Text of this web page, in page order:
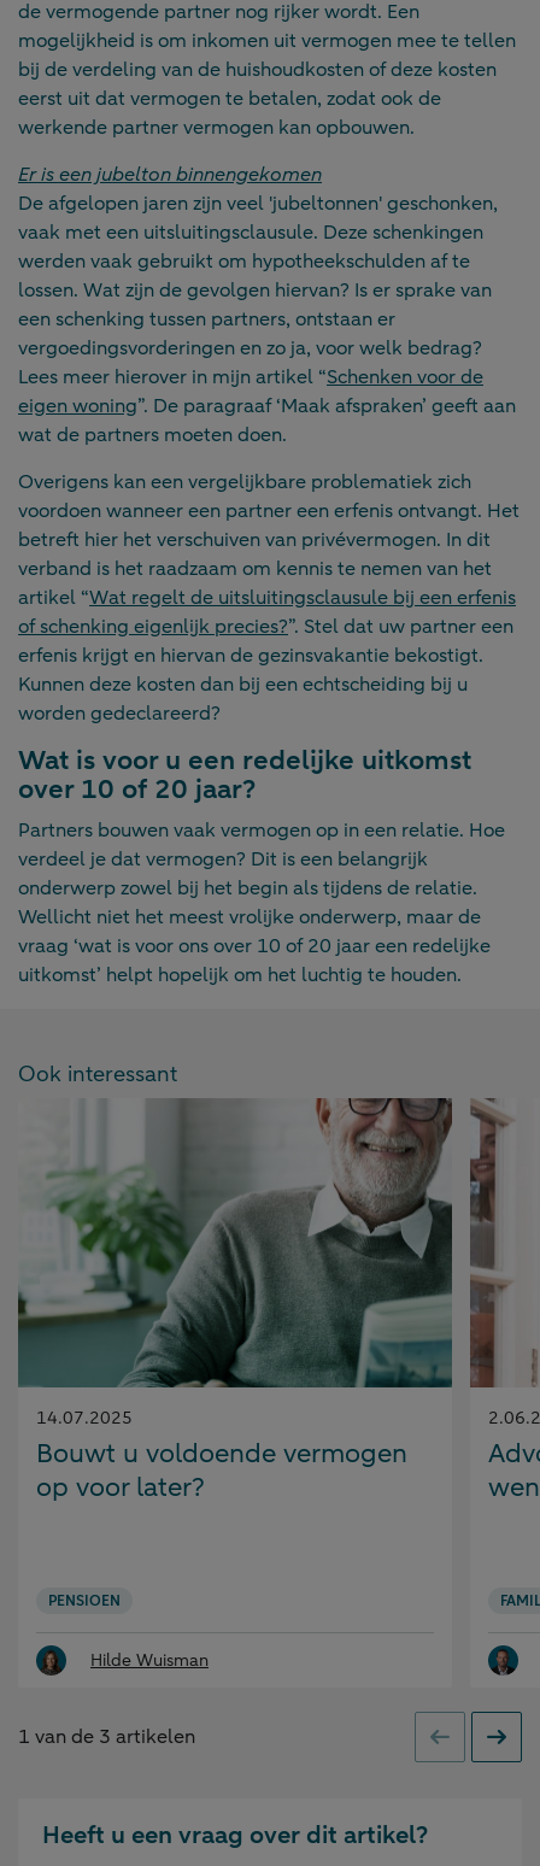
de vermogende partner nog rijker wordt. Een
mogelijkheid is om inkomen uit vermogen mee te tellen
bij de verdeling van de huishoudkosten of deze kosten
eerst uit dat vermogen te betalen, zodat ook de
werkende partner vermogen kan opbouwen.
Er is een jubelton binnengekomen
De afgelopen jaren zijn veel 'jubeltonnen' geschonken,
vaak met een uitsluitingsclausule. Deze schenkingen
werden vaak gebruikt om hypotheekschulden af te
lossen. Wat zijn de gevolgen hiervan? Is er sprake van
een schenking tussen partners, ontstaan er
vergoedingsvorderingen en zo ja, voor welk bedrag?
Lees meer hierover in mijn artikel “Schenken voor de
eigen woning”. De paragraaf ‘Maak afspraken’ geeft aan
wat de partners moeten doen.
Overigens kan een vergelijkbare problematiek zich
voordoen wanneer een partner een erfenis ontvangt. Het
betreft hier het verschuiven van privévermogen. In dit
verband is het raadzaam om kennis te nemen van het
artikel “Wat regelt de uitsluitingsclausule bij een erfenis
of schenking eigenlijk precies?”. Stel dat uw partner een
erfenis krijgt en hiervan de gezinsvakantie bekostigt.
Kunnen deze kosten dan bij een echtscheiding bij u
worden gedeclareerd?
Wat is voor u een redelijke uitkomst
over 10 of 20 jaar?
Partners bouwen vaak vermogen op in een relatie. Hoe
verdeel je dat vermogen? Dit is een belangrijk
onderwerp zowel bij het begin als tijdens de relatie.
Wellicht niet het meest vrolijke onderwerp, maar de
vraag ‘wat is voor ons over 10 of 20 jaar een redelijke
uitkomst’ helpt hopelijk om het luchtig te houden.
Ook interessant
Gepubliceerd
op:
14.07.2025
Bouwt u voldoende vermogen
op voor later?
PENSIOEN
Hilde Wuisman
op:
1 van de 3 artikelen Vorige
Heeft u een vraag over dit artikel?